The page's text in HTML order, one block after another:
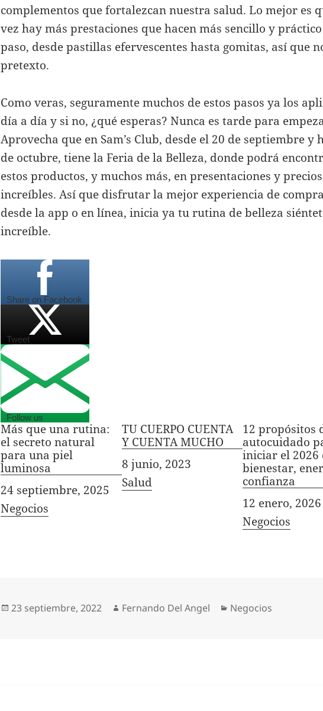
complementos que fortalezcan nuestra salud. Lo mejor es
vez hay más prestaciones que hacen más sencillo y
paso, desde pastillas efervescentes hasta gomitas, así que
pretexto.
Como veras, seguramente muchos de estos pasos ya los
día a día y si no, ¿qué esperas? Nunca es tarde para
Aprovecha que en Sam’s Club, desde el 20 de septiembre y
de octubre, tiene la Feria de la Belleza, donde podrá
estos productos, y muchos más, en presentaciones y precios
increíbles. Así que disfrutar la mejor experiencia de
desde la app o en línea, inicia ya tu rutina de belleza
increíble.
Share on Facebook
Tweet
Follow us
Más que una rutina:
el secreto natural
para una piel
luminosa
Fecha
24 septiembre, 2025
In relation to
Negocios
TU CUERPO CUENTA
Y CUENTA MUCHO
Fecha
8 junio, 2023
In relation to
Salud
12 propósitos
autocuidado
iniciar el 2026
bienestar,
confianza
Fecha
12 enero, 2026
In relation to
Negocios
Publicado
23 septiembre, 2022 Autor
Fernando Del Angel Categorías
Negocios